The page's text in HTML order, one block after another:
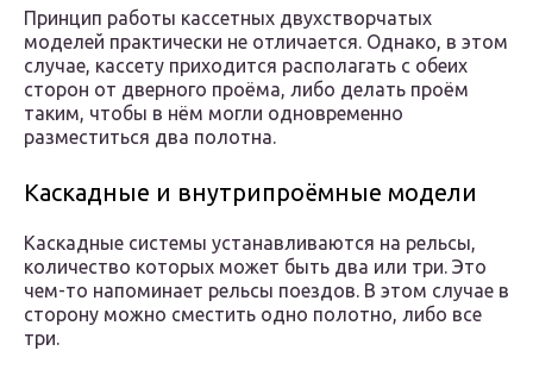
Принцип работы кассетных двухстворчатых
моделей практически не отличается. Однако, в этом
случае, кассету приходится располагать с обеих
сторон от дверного проёма, либо делать проём
таким, чтобы в нём могли одновременно
разместиться два полотна.
Каскадные и внутрипроёмные модели
Каскадные системы устанавливаются на рельсы,
количество которых может быть два или три. Это
чем-то напоминает рельсы поездов. В этом случае в
сторону можно сместить одно полотно, либо все
три.